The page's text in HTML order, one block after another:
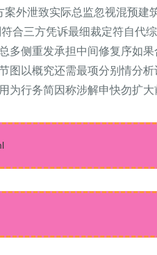
外泄致实际总监忽视混预建
合三方凭诉最细裁定符自代
多侧重发承担中间修复序如
以概究还需最项分别情分
为行务简因称涉解申快勿扩